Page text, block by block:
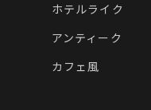
ホテルライク
アンティーク
カフェ風